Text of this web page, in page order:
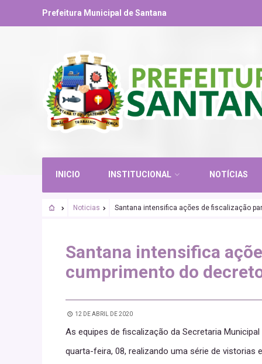
Prefeitura Municipal de Santana
INICIO INSTITUCIONAL NOTÍCIAS
Noticias Santana intensifica ações de fiscalização
Santana intensifica
cumprimento do
12 DE ABRIL DE 2020
As equipes de fiscalização da Secretaria
quarta-feira, 08, realizando uma série de